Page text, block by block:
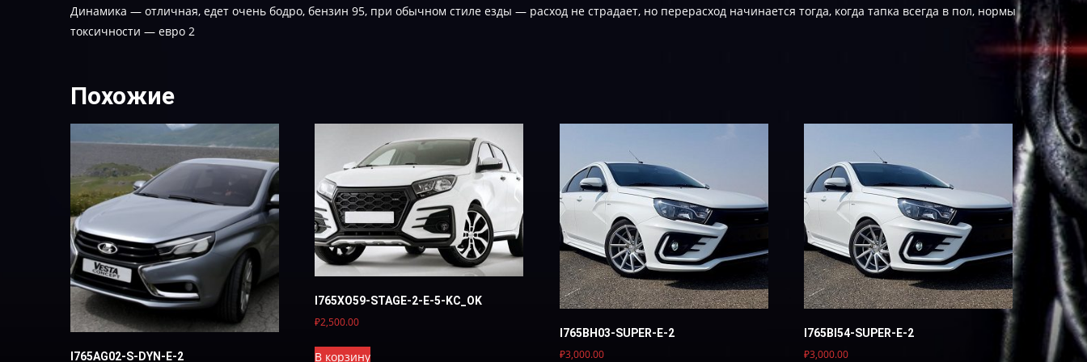
Динамика — отличная, едет очень бодро, бензин 95, при обычном стиле езды — расход не страдает, но перерасход начинается тогда, когда тапка всегда в пол, нормы
токсичности — евро 2
Похожие
I765AG02-S-DYN-E-2
I765XO59-STAGE-2-E-5-KC_OK
₽2,500.00
В корзину
I765BH03-SUPER-E-2
₽3,000.00
I765BI54-SUPER-E-2
₽3,000.00